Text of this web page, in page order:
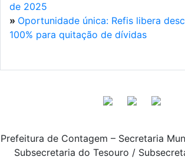
de 2025
» Oportunidade única: Refis libera
100% para quitação de dívidas
Prefeitura de Contagem – Secretaria
Subsecretaria do Tesouro /